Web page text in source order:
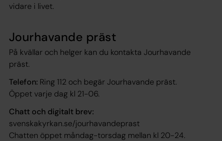
vidare i livet.
Jourhavande präst
På kvällar och helger kan du kontakta Jourhavande
präst.
Telefon: Ring 112 och begär Jourhavande präst.
Öppet varje dag kl 21-06.
Chatt och digitalt brev:
svenskakyrkan.se/jourhavandeprast
Chatten öppet måndag-torsdag mellan kl 20-24.